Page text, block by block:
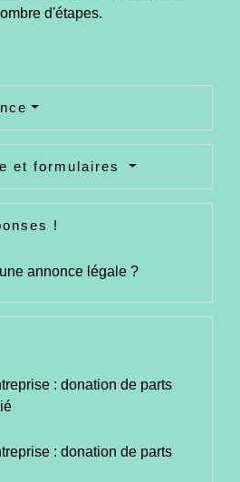
d'étapes.
et formulaires
!
annonce légale ?
: donation de parts
: donation de parts